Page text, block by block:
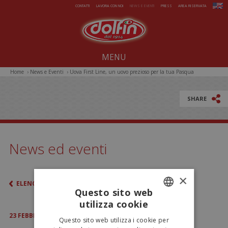
Salta al contenuto principaleCONTATTI LAVORA CON NOI NEWS E EVENTI PRESS AREA RISERVATA
Noi dal 1914
Pasqua sorprendente
MENU
Home › News e Eventi › Uova First Line, un uovo prezioso per la tua Pasqua
SHARE
News ed eventi
ELENCO
23 FEBBRAIO
ENGLISH
×
Questo sito web
utilizza cookie
Questo sito web utilizza i cookie per